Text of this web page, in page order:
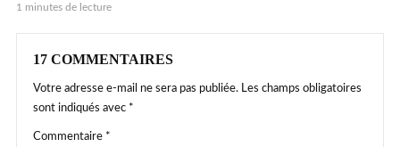
1 minutes de lecture
17 COMMENTAIRES
Votre adresse e-mail ne sera pas publiée. Les champs obligatoires
sont indiqués avec *
Commentaire *